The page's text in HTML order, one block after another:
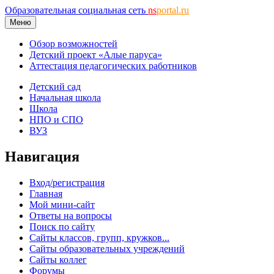
Образовательная социальная сеть nsportal.ru
Меню
Обзор возможностей
Детский проект «Алые паруса»
Аттестация педагогических работников
Детский сад
Начальная школа
Школа
НПО и СПО
ВУЗ
Навигация
Вход/регистрация
Главная
Мой мини-сайт
Ответы на вопросы
Поиск по сайту
Сайты классов, групп, кружков...
Сайты образовательных учреждений
Сайты коллег
Форумы